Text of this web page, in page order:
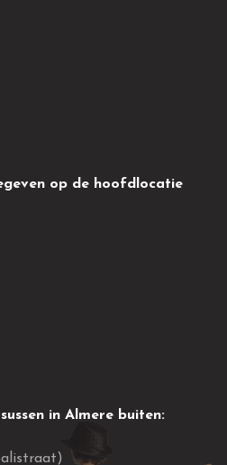
op de hoofdlocatie
in Almere buiten: